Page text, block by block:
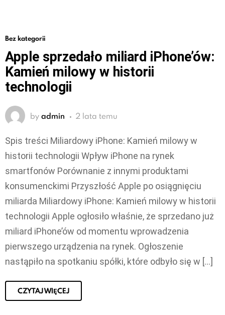
Bez kategorii
Apple sprzedało miliard iPhone’ów:
Kamień milowy w historii
technologii
by admin 2 lata temu
Spis treści Miliardowy iPhone: Kamień milowy w
historii technologii Wpływ iPhone na rynek
smartfonów Porównanie z innymi produktami
konsumenckimi Przyszłość Apple po osiągnięciu
miliarda Miliardowy iPhone: Kamień milowy w historii
technologii Apple ogłosiło właśnie, że sprzedano już
miliard iPhone’ów od momentu wprowadzenia
pierwszego urządzenia na rynek. Ogłoszenie
nastąpiło na spotkaniu spółki, które odbyło się w […]
CZYTAJ WIĘCEJ